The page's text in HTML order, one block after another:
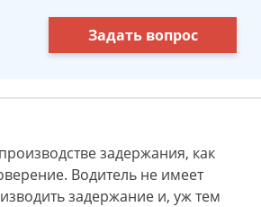
Задать вопрос
задержания, как
Водитель не имеет
задержание и, уж тем